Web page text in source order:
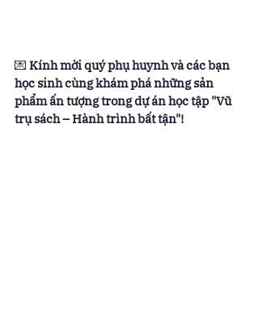
💌 Kính mời quý phụ huynh và các bạn
học sinh cùng khám phá những sản
phẩm ấn tượng trong dự án học tập "Vũ
trụ sách – Hành trình bất tận"!